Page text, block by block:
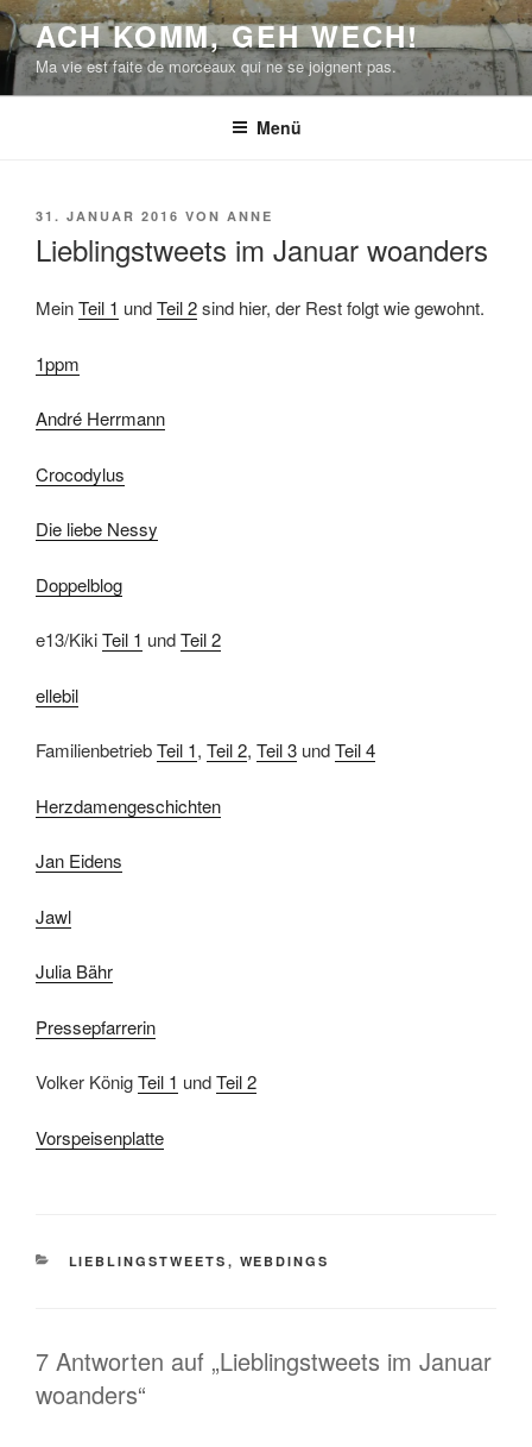
Zum
Inhalt
springen
ACH KOMM, GEH WECH!
Ma vie est faite de morceaux qui ne se joignent pas.
Menü
VERÖFFENTLICHT
31. JANUAR 2016 VON ANNE
Lieblingstweets im Januar woanders
MeinTeil 1 undTeil 2sind hier, der Rest folgt wie gewohnt.
1ppm
André Herrmann
Crocodylus
Die liebe Nessy
Doppelblog
e13/KikiTeil 1 undTeil 2
ellebil
FamilienbetriebTeil 1, Teil 2, Teil 3 undTeil 4
Herzdamengeschichten
Jan Eidens
Jawl
Julia Bähr
Pressepfarrerin
Volker KönigTeil 1 undTeil 2
Vorspeisenplatte
KATEGORIEN
LIEBLINGSTWEETS , WEBDINGS
7 Antworten auf „Lieblingstweets im Januar
woanders“